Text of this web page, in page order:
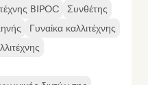
BIPOC
Συνθέτης
Γυναίκα καλλιτέχνης